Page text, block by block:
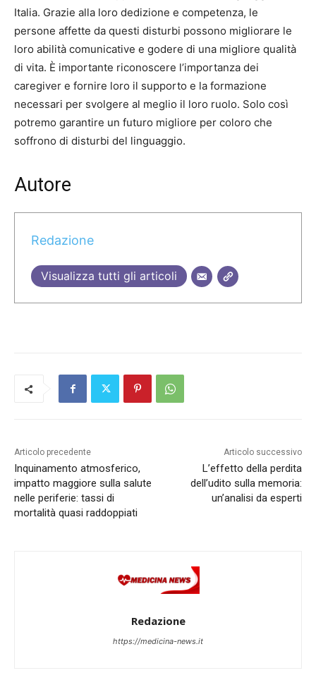
Italia. Grazie alla loro dedizione e competenza, le
persone affette da questi disturbi possono migliorare le
loro abilità comunicative e godere di una migliore qualità
di vita. È importante riconoscere l’importanza dei
caregiver e fornire loro il supporto e la formazione
necessari per svolgere al meglio il loro ruolo. Solo così
potremo garantire un futuro migliore per coloro che
soffrono di disturbi del linguaggio.
Autore
Redazione
Visualizza tutti gli articoli
Articolo precedente
Inquinamento atmosferico,
impatto maggiore sulla salute
nelle periferie: tassi di
mortalità quasi raddoppiati
Articolo successivo
L’effetto della perdita
dell’udito sulla memoria:
un’analisi da esperti
Redazione
https://medicina-news.it